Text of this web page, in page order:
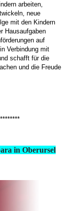
arbeiten,
neue
mit den Kindern
Hausaufgaben
auf
Verbindung mit
schafft für die
und die Freude
in Oberursel